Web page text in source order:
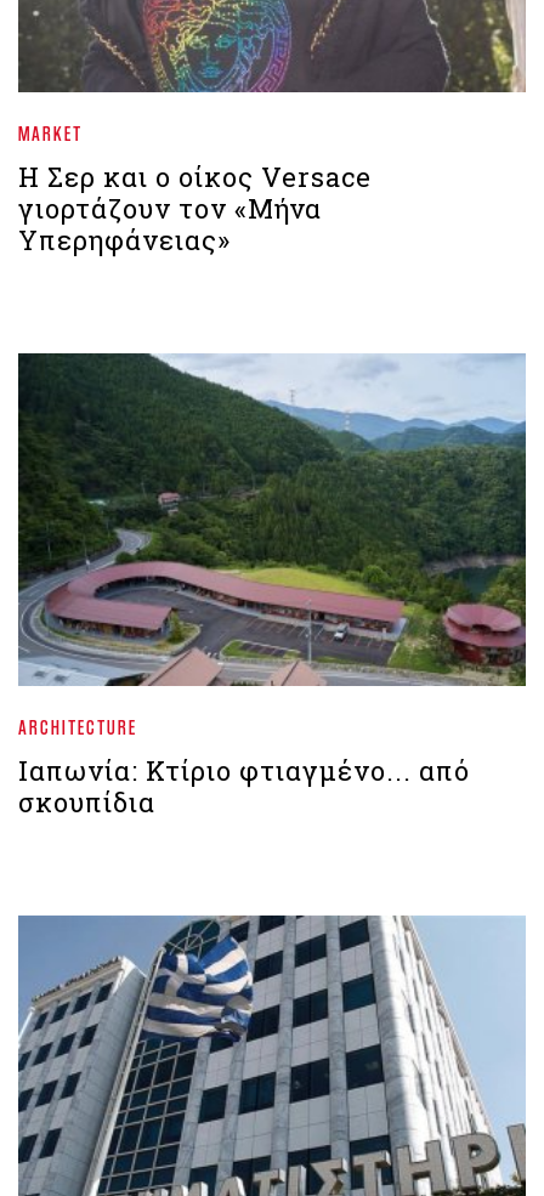
MARKET
Η Σερ και ο οίκος Versace
γιορτάζουν τον «Μήνα
Υπερηφάνειας»
ARCHITECTURE
Iαπωνία: Κτίριο φτιαγμένο... από
σκουπίδια